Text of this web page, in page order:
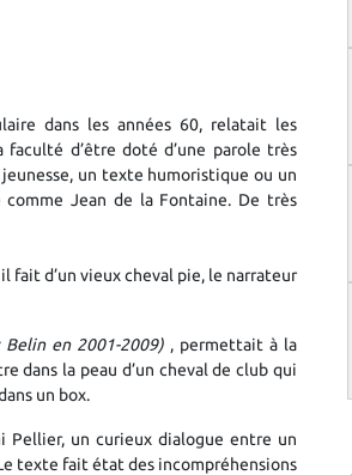
dans les années 60, relatait les
faculté d’être doté d’une parole très
un texte humoristique ou un
comme Jean de la Fontaine. De très
fait d’un vieux cheval pie, le narrateur
en 2001-2009) , permettait à la
dans la peau d’un cheval de club qui
un box.
Pellier, un curieux dialogue entre un
texte fait état des incompréhensions